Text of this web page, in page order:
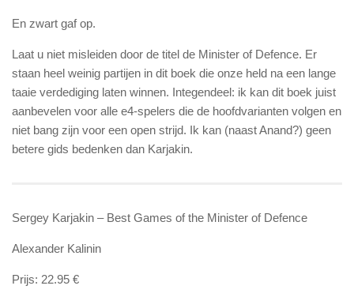
En zwart gaf op.
Laat u niet misleiden door de titel de Minister of Defence. Er
staan heel weinig partijen in dit boek die onze held na een lange
taaie verdediging laten winnen. Integendeel: ik kan dit boek juist
aanbevelen voor alle e4-spelers die de hoofdvarianten volgen en
niet bang zijn voor een open strijd. Ik kan (naast Anand?) geen
betere gids bedenken dan Karjakin.
Sergey Karjakin – Best Games of the Minister of Defence
Alexander Kalinin
Prijs: 22.95 €